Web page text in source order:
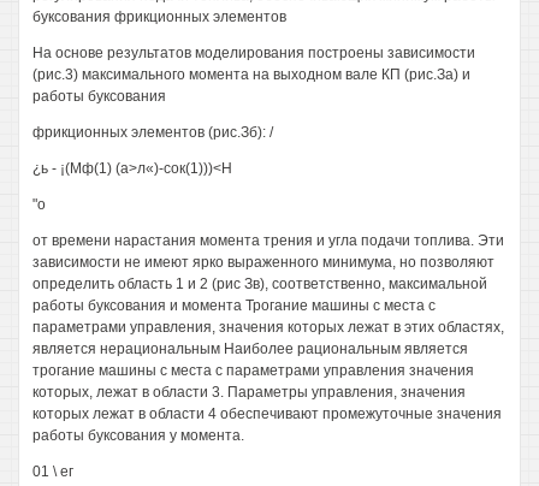
буксования фрикционных элементов
На основе результатов моделирования построены зависимости
(рис.3) максимального момента на выходном вале КП (рис.За) и
работы буксования
фрикционных элементов (рис.Зб): /
¿ь - ¡(Мф(1) (а>л«)-сок(1)))<Н
"о
от времени нарастания момента трения и угла подачи топлива. Эти
зависимости не имеют ярко выраженного минимума, но позволяют
определить область 1 и 2 (рис Зв), соответственно, максимальной
работы буксования и момента Трогание машины с места с
параметрами управления, значения которых лежат в этих областях,
является нерациональным Наиболее рациональным является
трогание машины с места с параметрами управления значения
которых, лежат в области 3. Параметры управления, значения
которых лежат в области 4 обеспечивают промежуточные значения
работы буксования у момента.
01 \ ег